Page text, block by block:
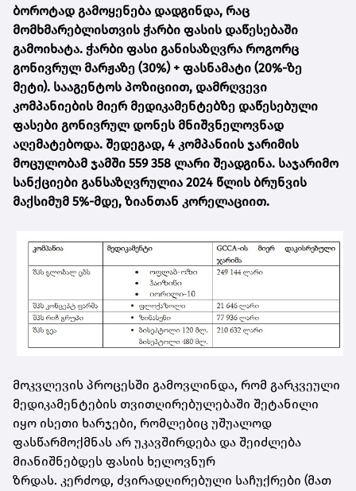
ბოროტად გამოყენება დადგინდა, რაც
მომხმარებლისთვის ჭარბი ფასის დაწესებაში
გამოიხატა. ჭარბი ფასი განისაზღვრა როგორც
გონივრულ მარჟაზე (30%) + ფასნამატი (20%-ზე
მეტი). სააგენტოს პოზიციით, დამრღვევი
კომპანიების მიერ მედიკამენტებზე დაწესებული
ფასები გონივრულ დონეს მნიშვნელოვნად
აღემატებოდა. შედეგად, 4 კომპანიის ჯარიმის
მოცულობამ ჯამში 559 358 ლარი შეადგინა. საჯარიმო
სანქციები განსაზღვრულია 2024 წლის ბრუნვის
მაქსიმუმ 5%-მდე, ზიანთან კორელაციით.
მოკვლევის პროცესში გამოვლინდა, რომ გარკვეული
მედიკამენტების თვითღირებულებაში შეტანილი
იყო ისეთი ხარჯები, რომლებიც უშუალოდ
ფასწარმოქმნას არ უკავშირდება და შეიძლება
მიანიშნებდეს ფასის ხელოვნურ
ზრდას. კერძოდ, ძვირადღირებული საჩუქრები (მათ